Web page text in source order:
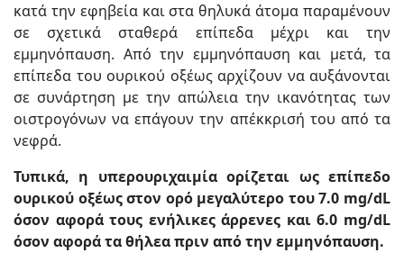
κατά την εφηβεία και στα θηλυκά άτομα παραμένουν
σε σχετικά σταθερά επίπεδα μέχρι και την
εμμηνόπαυση. Από την εμμηνόπαυση και μετά, τα
επίπεδα του ουρικού οξέως αρχίζουν να αυξάνονται
σε συνάρτηση με την απώλεια την ικανότητας των
οιστρογόνων να επάγουν την απέκκρισή του από τα
νεφρά.
Τυπικά, η υπερουριχαιμία ορίζεται ως επίπεδο
ουρικού οξέως στον ορό μεγαλύτερο του 7.0 mg/dL
όσον αφορά τους ενήλικες άρρενες και 6.0 mg/dL
όσον αφορά τα θήλεα πριν από την εμμηνόπαυση.